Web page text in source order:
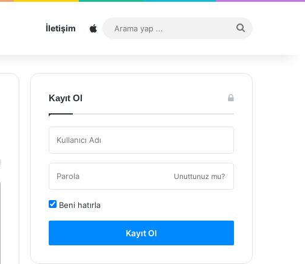
İletişim Sitemap
...
Kayıt Ol
Unuttunuz mu?
Beni hatırla
Kayıt Ol